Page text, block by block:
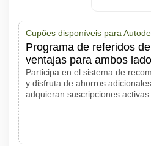
Cupões disponíveis para
Programa de referidos
ventajas para ambos
Participa en el sistema de
y disfruta de ahorros
adquieran suscripciones activas